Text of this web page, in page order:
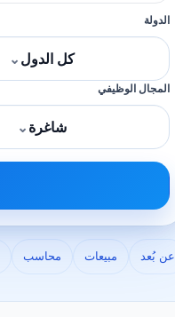
الدولة
كل الدول ⌄
المجال الوظيفي
شاغرة ⌄
عن بُعد مبيعات محاسب